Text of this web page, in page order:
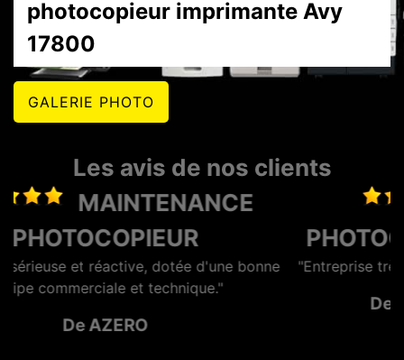
photocopieur imprimante Avy
17800
GALERIE PHOTO
Les avis de nos clients
LOCATION
PHOTOCOPIEUR LA ROCHELLE
"Entreprise très sérieuse et surtout rapide et efficace"